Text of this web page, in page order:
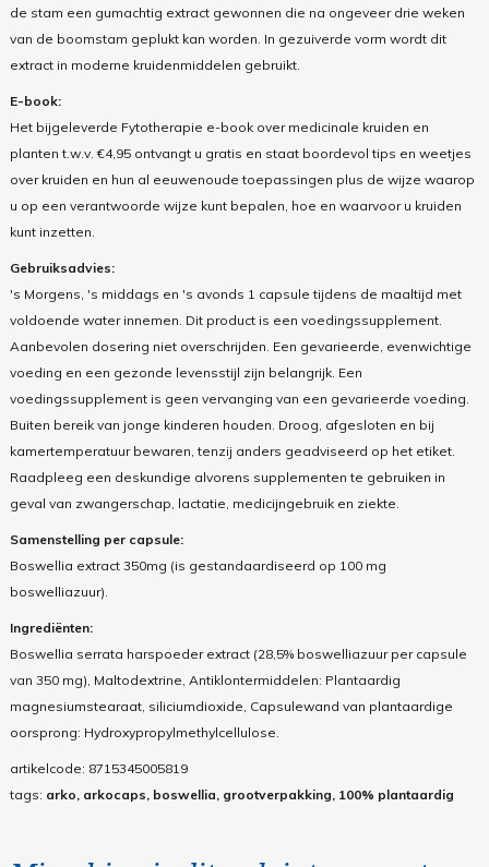
de stam een gumachtig extract gewonnen die na ongeveer drie weken
van de boomstam geplukt kan worden. In gezuiverde vorm wordt dit
extract in moderne kruidenmiddelen gebruikt.
E-book:
Het bijgeleverde Fytotherapie e-book over medicinale kruiden en
planten t.w.v. €4,95 ontvangt u gratis en staat boordevol tips en weetjes
over kruiden en hun al eeuwenoude toepassingen plus de wijze waarop
u op een verantwoorde wijze kunt bepalen, hoe en waarvoor u kruiden
kunt inzetten.
Gebruiksadvies:
's Morgens, 's middags en 's avonds 1 capsule tijdens de maaltijd met
voldoende water innemen. Dit product is een voedingssupplement.
Aanbevolen dosering niet overschrijden. Een gevarieerde, evenwichtige
voeding en een gezonde levensstijl zijn belangrijk. Een
voedingssupplement is geen vervanging van een gevarieerde voeding.
Buiten bereik van jonge kinderen houden. Droog, afgesloten en bij
kamertemperatuur bewaren, tenzij anders geadviseerd op het etiket.
Raadpleeg een deskundige alvorens supplementen te gebruiken in
geval van zwangerschap, lactatie, medicijngebruik en ziekte.
Samenstelling per capsule:
Boswellia extract 350mg (is gestandaardiseerd op 100 mg
boswelliazuur).
Ingrediënten:
Boswellia serrata harspoeder extract (28,5% boswelliazuur per capsule
van 350 mg), Maltodextrine, Antiklontermiddelen: Plantaardig
magnesiumstearaat, siliciumdioxide, Capsulewand van plantaardige
oorsprong: Hydroxypropylmethylcellulose.
artikelcode: 8715345005819
tags: arko, arkocaps, boswellia, grootverpakking, 100% plantaardig